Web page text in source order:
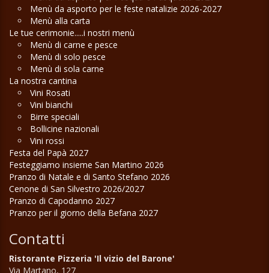
Menù da asporto per le feste natalizie 2026-2027
Menù alla carta
Le tue cerimonie.....i nostri menù
Menù di carne e pesce
Menù di solo pesce
Menù di sola carne
La nostra cantina
Vini Rosati
Vini bianchi
Birre speciali
Bollicine nazionali
Vini rossi
Festa del Papà 2027
Festeggiamo insieme San Martino 2026
Pranzo di Natale e di Santo Stefano 2026
Cenone di San Silvestro 2026/2027
Pranzo di Capodanno 2027
Pranzo per il giorno della Befana 2027
Contatti
Ristorante Pizzeria 'Il vizio del Barone'
Via Martano, 127